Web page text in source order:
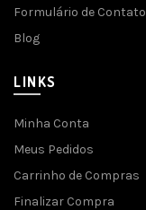
Formulário de Contato
Blog
LINKS
Minha Conta
Meus Pedidos
Carrinho de Compras
Finalizar Compra